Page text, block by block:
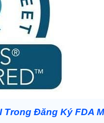
Trong Đăng Ký FDA